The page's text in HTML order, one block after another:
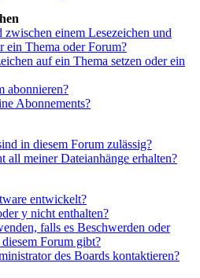
zwischen einem Lesezeichen und
ein Thema oder Forum?
auf ein Thema setzen oder ein
abonnieren?
Abonnements?
in diesem Forum zulässig?
all meiner Dateianhänge erhalten?
entwickelt?
y nicht enthalten?
falls es Beschwerden oder
Forum gibt?
des Boards kontaktieren?